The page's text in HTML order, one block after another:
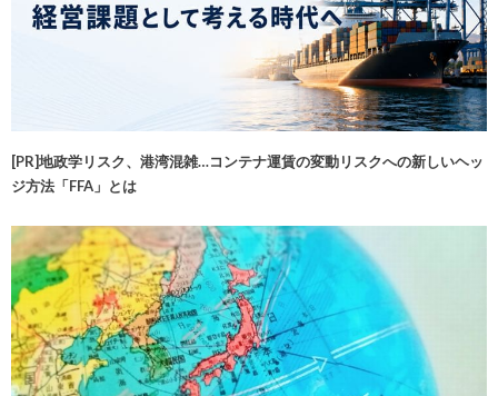
[PR]地政学リスク、港湾混雑…コンテナ運賃の変動リスクへの新しいヘッ
ジ方法「FFA」とは